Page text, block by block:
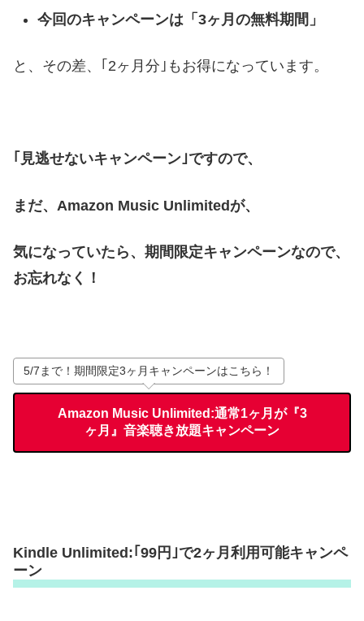
今回のキャンペーンは「3ヶ月の無料期間」
と、その差、｢2ヶ月分｣もお得になっています。
｢見逃せないキャンペーン｣ですので、
まだ、Amazon Music Unlimitedが、
気になっていたら、期間限定キャンペーンなので、
お忘れなく！
5/7まで！期間限定3ヶ月キャンペーンはこちら！
Amazon Music Unlimited:通常1ヶ月が『3
ヶ月』音楽聴き放題キャンペーン
Kindle Unlimited:｢99円｣で2ヶ月利用可能キャンペ
ーン